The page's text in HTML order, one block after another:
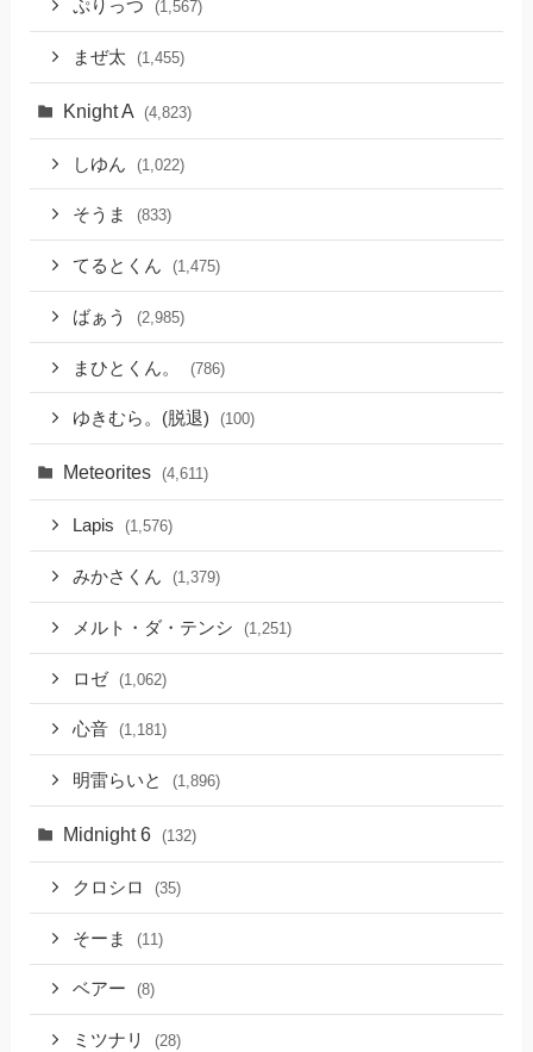
ぷりっつ (1,567)
まぜ太 (1,455)
Knight A (4,823)
しゆん (1,022)
そうま (833)
てるとくん (1,475)
ばぁう (2,985)
まひとくん。 (786)
ゆきむら。(脱退) (100)
Meteorites (4,611)
Lapis (1,576)
みかさくん (1,379)
メルト・ダ・テンシ (1,251)
ロゼ (1,062)
心音 (1,181)
明雷らいと (1,896)
Midnight 6 (132)
クロシロ (35)
そーま (11)
ベアー (8)
ミツナリ (28)